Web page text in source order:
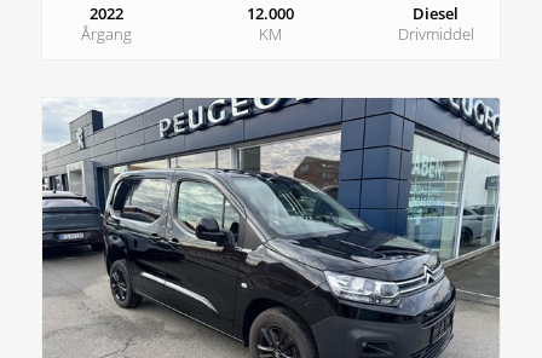
2022
Årgang
12.000
KM
Diesel
Drivmiddel